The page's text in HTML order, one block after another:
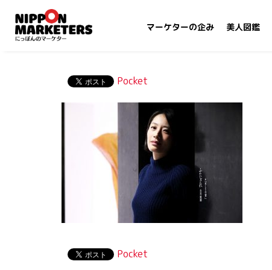
マーケターの企み 美人図鑑
Pocket
Pocket